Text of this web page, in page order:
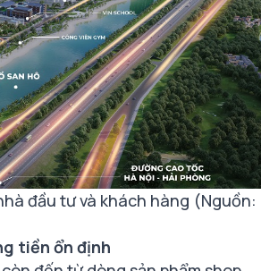
đầu tư và khách hàng (Nguồn:
tiền ổn định